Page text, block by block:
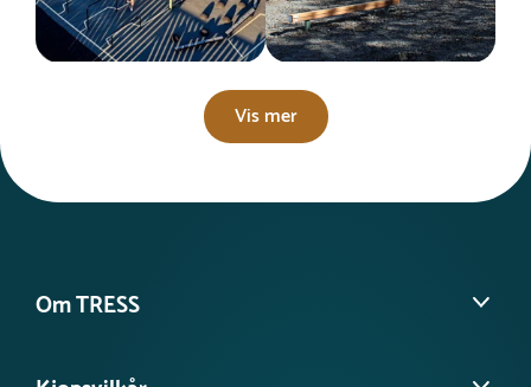
Vis mer
Om TRESS